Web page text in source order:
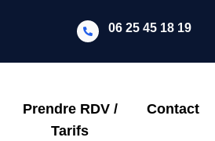
06 25 45 18 19
Prendre RDV /
Tarifs
Contact